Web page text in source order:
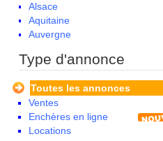
Alsace
Aquitaine
Auvergne
Bourgogne
Centre
Champagne Ardenne
Corse
Franche Comte - Suisse
Type d'annonce
Toutes les annonces
Ventes
Enchères en ligne
Locations